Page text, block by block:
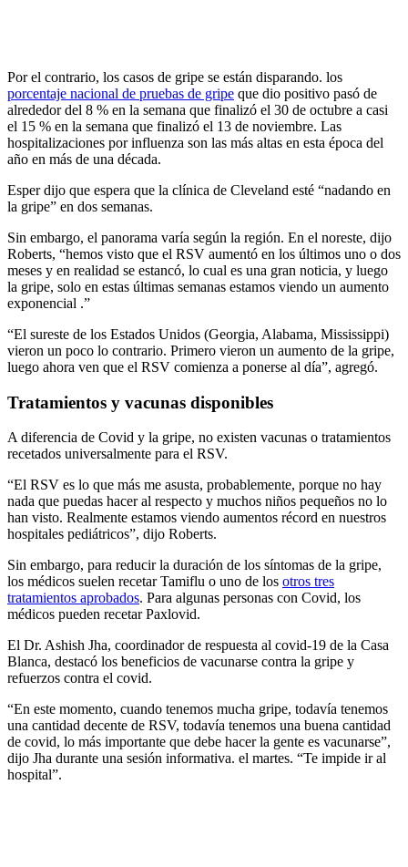
Por el contrario, los casos de gripe se están disparando. los
porcentaje nacional de pruebas de gripe que dio positivo pasó de
alrededor del 8 % en la semana que finalizó el 30 de octubre a casi
el 15 % en la semana que finalizó el 13 de noviembre. Las
hospitalizaciones por influenza son las más altas en esta época del
año en más de una década.
Esper dijo que espera que la clínica de Cleveland esté “nadando en
la gripe” en dos semanas.
Sin embargo, el panorama varía según la región. En el noreste, dijo
Roberts, “hemos visto que el RSV aumentó en los últimos uno o dos
meses y en realidad se estancó, lo cual es una gran noticia, y luego
la gripe, solo en estas últimas semanas estamos viendo un aumento
exponencial .”
“El sureste de los Estados Unidos (Georgia, Alabama, Mississippi)
vieron un poco lo contrario. Primero vieron un aumento de la gripe,
luego ahora ven que el RSV comienza a ponerse al día”, agregó.
Tratamientos y vacunas disponibles
A diferencia de Covid y la gripe, no existen vacunas o tratamientos
recetados universalmente para el RSV.
“El RSV es lo que más me asusta, probablemente, porque no hay
nada que puedas hacer al respecto y muchos niños pequeños no lo
han visto. Realmente estamos viendo aumentos récord en nuestros
hospitales pediátricos”, dijo Roberts.
Sin embargo, para reducir la duración de los síntomas de la gripe,
los médicos suelen recetar Tamiflu o uno de los otros tres
tratamientos aprobados. Para algunas personas con Covid, los
médicos pueden recetar Paxlovid.
El Dr. Ashish Jha, coordinador de respuesta al covid-19 de la Casa
Blanca, destacó los beneficios de vacunarse contra la gripe y
refuerzos contra el covid.
“En este momento, cuando tenemos mucha gripe, todavía tenemos
una cantidad decente de RSV, todavía tenemos una buena cantidad
de covid, lo más importante que debe hacer la gente es vacunarse”,
dijo Jha durante una sesión informativa. el martes. “Te impide ir al
hospital”.